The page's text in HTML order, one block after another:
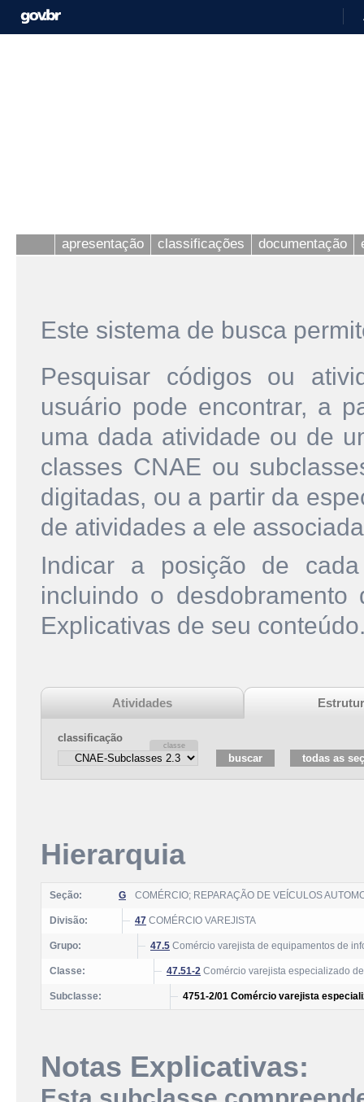
apresentação classificações documentação
Este sistema de busca
Pesquisar códigos ou
usuário pode encontrar, a
uma dada atividade ou de
classes CNAE ou
digitadas, ou a partir da
de atividades a ele
Indicar a posição de
incluindo o
Explicativas de seu
Atividades
classificação
Hierarquia
Seção: G COMÉRCIO; REPARAÇÃO DE VEÍCULOS
Divisão: 47 COMÉRCIO VAREJISTA
Grupo: 47.5 Comércio varejista de equipamentos de
Classe: 47.51-2 Comércio varejista especializado
Subclasse: 4751-2/01 Comércio varejista
Notas Explicativas: